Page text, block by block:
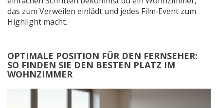
das zum Verweilen einlädt und jedes Film‑Event zum
Highlight macht.
OPTIMALE POSITION FÜR DEN FERNSEHER:
SO FINDEN SIE DEN BESTEN PLATZ IM
WOHNZIMMER